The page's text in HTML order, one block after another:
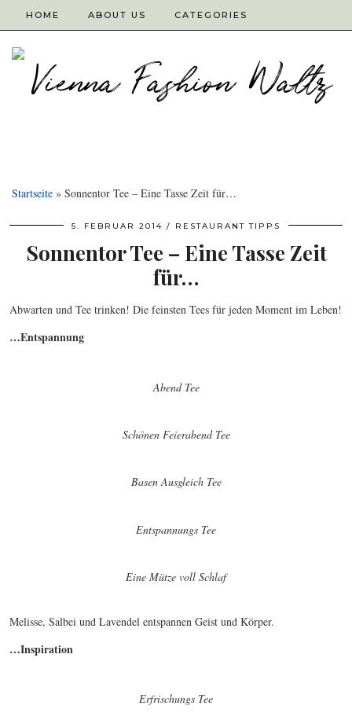
HOME ABOUT US CATEGORIES
Startseite » Sonnentor Tee – Eine Tasse Zeit für…
5. FEBRUAR 2014 RESTAURANT TIPPS
Sonnentor Tee – Eine Tasse Zeit
für…
Abwarten und Tee trinken! Die feinsten Tees für jeden Moment im Leben!
…Entspannung
Abend Tee
Schönen Feierabend Tee
Basen Ausgleich Tee
Entspannungs Tee
Eine Mütze voll Schlaf
Melisse, Salbei und Lavendel entspannen Geist und Körper.
…Inspiration
Erfrischungs Tee